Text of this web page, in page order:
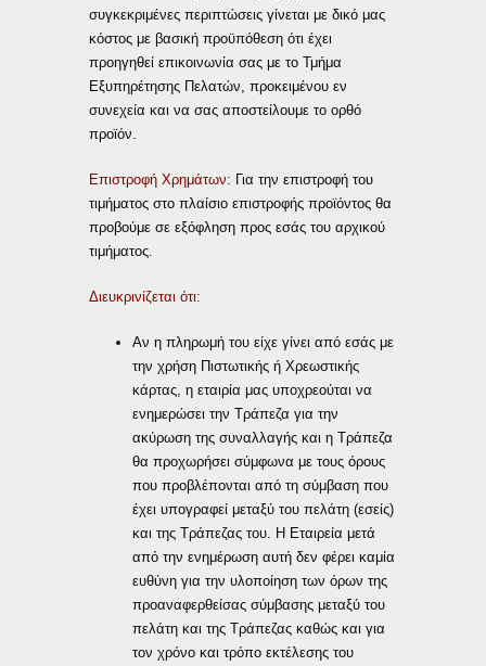
συγκεκριμένες περιπτώσεις γίνεται με δικό μας
κόστος με βασική προϋπόθεση ότι έχει
προηγηθεί επικοινωνία σας με το Τμήμα
Εξυπηρέτησης Πελατών, προκειμένου εν
συνεχεία και να σας αποστείλουμε το ορθό
προϊόν.
Επιστροφή Χρημάτων: Για την επιστροφή του
τιμήματος στο πλαίσιο επιστροφής προϊόντος θα
προβούμε σε εξόφληση προς εσάς του αρχικού
τιμήματος.
Διευκρινίζεται ότι:
Αν η πληρωμή του είχε γίνει από εσάς με
την χρήση Πιστωτικής ή Χρεωστικής
κάρτας, η εταιρία μας υποχρεούται να
ενημερώσει την Τράπεζα για την
ακύρωση της συναλλαγής και η Τράπεζα
θα προχωρήσει σύμφωνα με τους όρους
που προβλέπονται από τη σύμβαση που
έχει υπογραφεί μεταξύ του πελάτη (εσείς)
και της Τράπεζας του. Η Εταιρεία μετά
από την ενημέρωση αυτή δεν φέρει καμία
ευθύνη για την υλοποίηση των όρων της
προαναφερθείσας σύμβασης μεταξύ του
πελάτη και της Τράπεζας καθώς και για
τον χρόνο και τρόπο εκτέλεσης του